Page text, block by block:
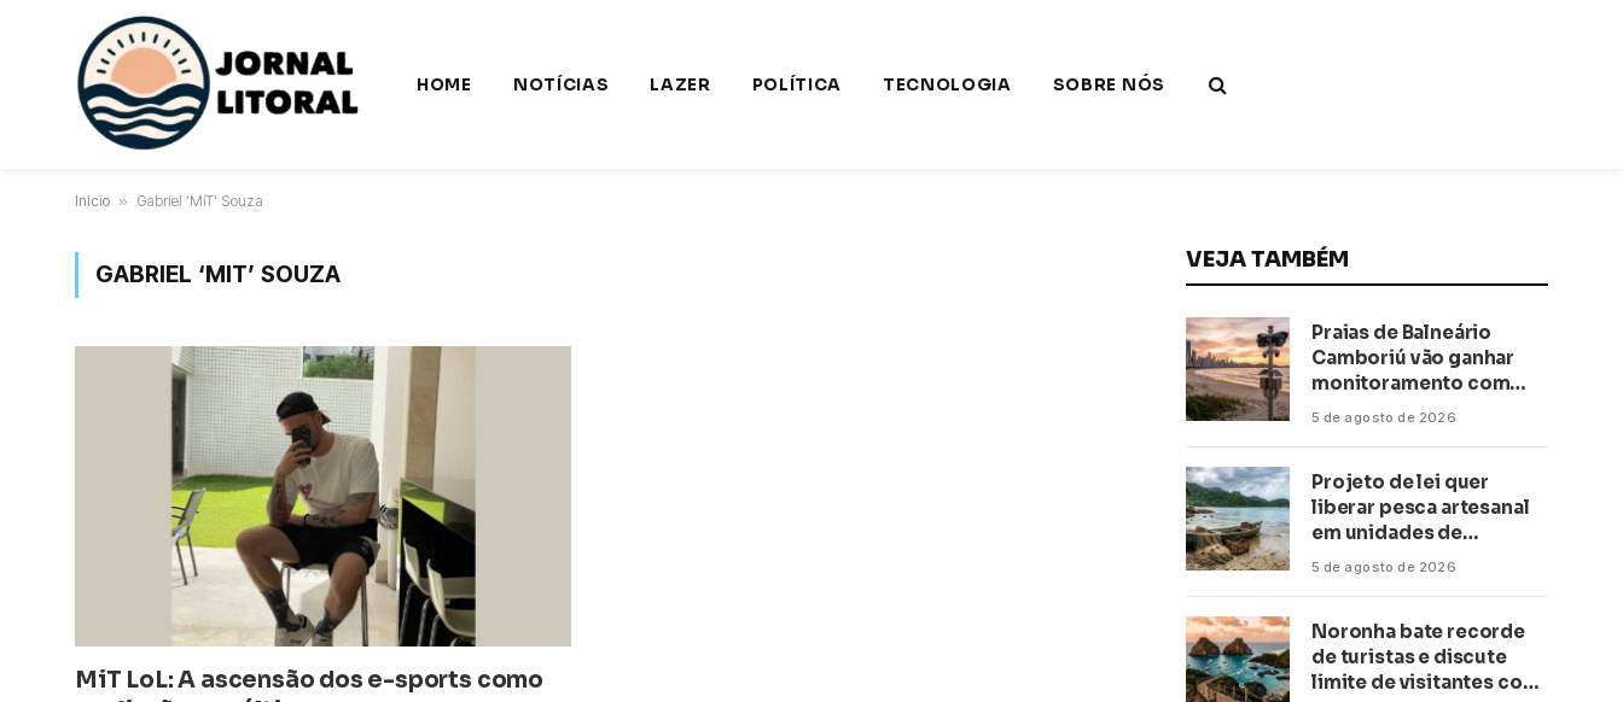
HOME NOTÍCIAS LAZER POLÍTICA TECNOLOGIA SOBRE NÓS
Início » Gabriel 'MiT' Souza
GABRIEL ‘MIT’ SOUZA
MiT LoL: A ascensão dos e-sports como
VEJA TAMBÉM
Praias de Balneário
Camboriú vão ganhar
monitoramento com
inteligência artificial
5 de agosto de 2026
Projeto de lei quer
liberar pesca artesanal
em unidades de
conservação
5 de agosto de 2026
Noronha bate recorde
de turistas e discute
limite de visitantes com